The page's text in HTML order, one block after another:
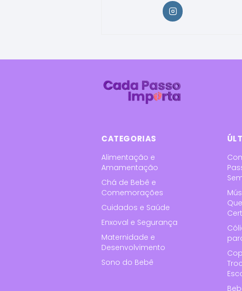
CATEGORIAS
Alimentação e
Amamentação
Chá de Bebê e
Comemorações
Cuidados e Saúde
Enxoval e Segurança
Maternidade e
Desenvolvimento
Sono do Bebê